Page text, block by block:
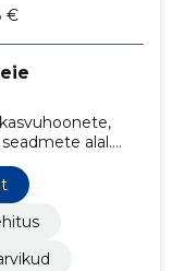
€
alal.
oma
meie